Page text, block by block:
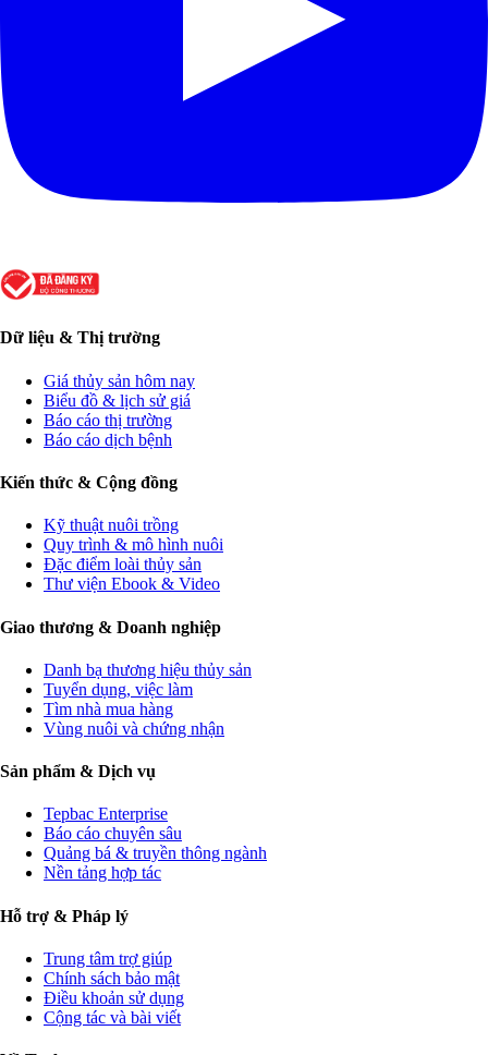
Dữ liệu & Thị trường
Giá thủy sản hôm nay
Biểu đồ & lịch sử giá
Báo cáo thị trường
Báo cáo dịch bệnh
Kiến thức & Cộng đồng
Kỹ thuật nuôi trồng
Quy trình & mô hình nuôi
Đặc điểm loài thủy sản
Thư viện Ebook & Video
Giao thương & Doanh nghiệp
Danh bạ thương hiệu thủy sản
Tuyển dụng, việc làm
Tìm nhà mua hàng
Vùng nuôi và chứng nhận
Sản phẩm & Dịch vụ
Tepbac Enterprise
Báo cáo chuyên sâu
Quảng bá & truyền thông ngành
Nền tảng hợp tác
Hỗ trợ & Pháp lý
Trung tâm trợ giúp
Chính sách bảo mật
Điều khoản sử dụng
Cộng tác và bài viết